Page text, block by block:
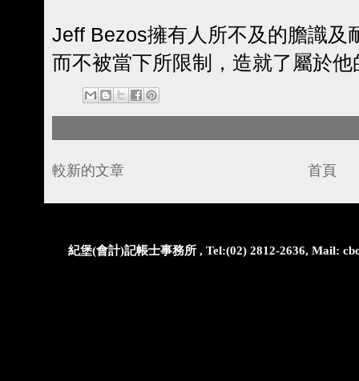
Jeff Bezos擁有人所不及的膽識及
而不被當下所限制，造就了屬於
較新的文章 首頁
紀堡(會計)記帳士事務所 , Tel:(02) 2812-2636, Mail: